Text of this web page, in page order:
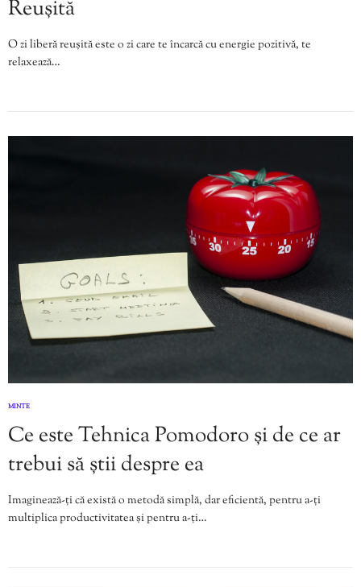
Reușită
O zi liberă reușită este o zi care te încarcă cu energie pozitivă, te
relaxează…
MINTE
Ce este Tehnica Pomodoro și de ce ar
trebui să știi despre ea
Imaginează-ți că există o metodă simplă, dar eficientă, pentru a-ți
multiplica productivitatea și pentru a-ți…